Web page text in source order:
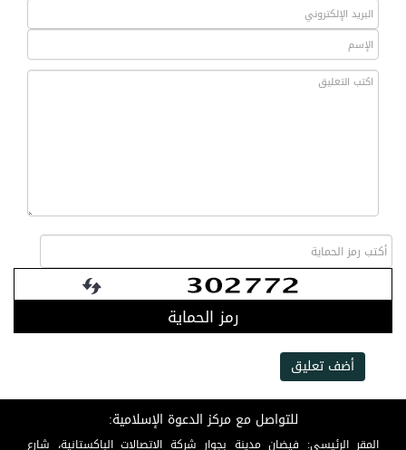
رمز الحماية
أضف تعليق
للتواصل مع مركز الدعوة الإسلامية:
المقر الرئيسي: فيضان مدينة بجوار شركة الاتصالات الباكستانية، شارع